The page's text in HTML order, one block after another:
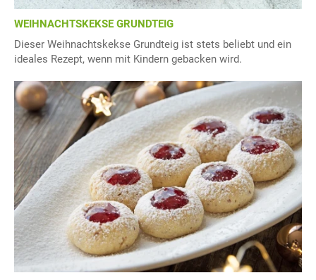
WEIHNACHTSKEKSE GRUNDTEIG
Dieser Weihnachtskekse Grundteig ist stets beliebt und ein
ideales Rezept, wenn mit Kindern gebacken wird.